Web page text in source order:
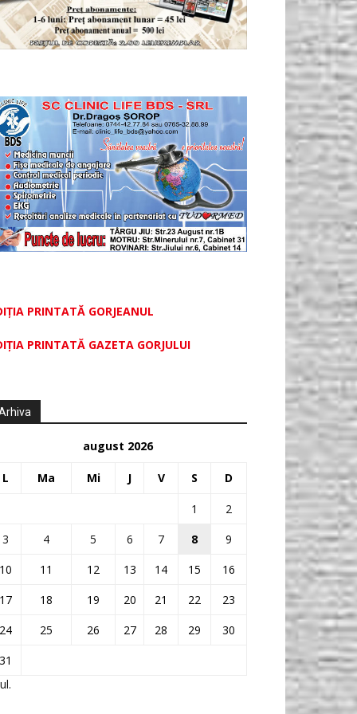
PRINTATĂ GORJEANUL
PRINTATĂ GAZETA GORJULUI
august 2026
L Ma Mi J V S D
1
2
3
4 5 6 7 8
9
11 12 13 14 15
16
18 19 20 21 22
23
25 26 27 28 29
30